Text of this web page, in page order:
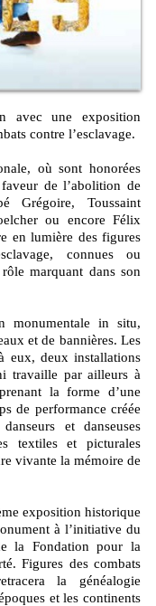
contre l’esclavage.
où sont honorées
de l’abolition de
Grégoire, Toussaint
ou encore Félix
en lumière des figures
connues ou
marquant dans son
monumentale in situ,
et de bannières. Les
eux, deux installations
travaille par ailleurs à
la forme d’une
de performance créée
et danseuses
textiles et picturales
vivante la mémoire de
exposition historique
à l’initiative du
la Fondation pour la
Figures des combats
la généalogie
et les continents